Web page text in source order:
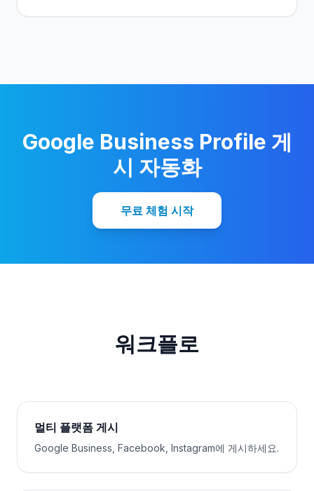
Google Business Profile 게
시 자동화
무료 체험 시작
워크플로
멀티 플랫폼 게시
Google Business, Facebook, Instagram에 게시하세요.